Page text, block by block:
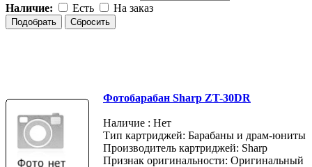
Наличие:
Есть На заказ
Фотобарабан Sharp ZT-30DR
Наличие : Нет
Тип картриджей: Барабаны и драм-юниты
Производитель картриджей: Sharp
Признак оригинальности: Оригинальный